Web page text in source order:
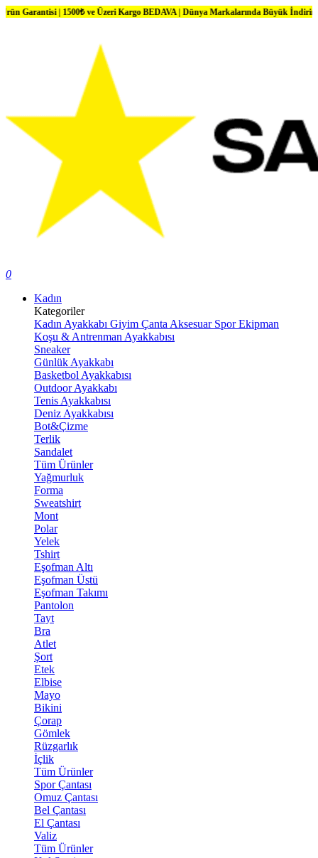
| 1500₺ ve Üzeri Kargo BEDAVA | Dünya Markalarında Büyük İndirimler
0
Kadın
Kategoriler
Kadın Ayakkabı Giyim Çanta Aksesuar Spor Ekipman
Koşu & Antrenman Ayakkabısı
Sneaker
Günlük Ayakkabı
Basketbol Ayakkabısı
Outdoor Ayakkabı
Tenis Ayakkabısı
Deniz Ayakkabısı
Bot&Çizme
Terlik
Sandalet
Tüm Ürünler
Yağmurluk
Forma
Sweatshirt
Mont
Polar
Yelek
Tshirt
Eşofman Altı
Eşofman Üstü
Eşofman Takımı
Pantolon
Tayt
Bra
Atlet
Şort
Etek
Elbise
Mayo
Bikini
Çorap
Gömlek
Rüzgarlık
İçlik
Tüm Ürünler
Spor Çantası
Omuz Çantası
Bel Çantası
El Çantası
Valiz
Tüm Ürünler